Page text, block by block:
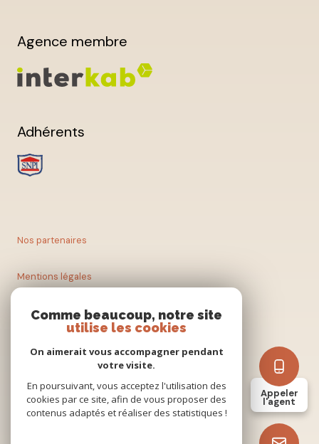
Appeler
l'agent
Agence membre
Adhérents
Nos partenaires
Mentions légales
Nos honoraires
Admin
Politique RGPD
Comme beaucoup, notre site
utilise les cookies
On aimerait vous accompagner pendant
votre visite.
En poursuivant, vous acceptez l'utilisation des
cookies par ce site, afin de vous proposer des
contenus adaptés et réaliser des statistiques !